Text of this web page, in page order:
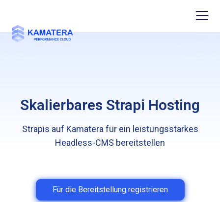
Skalierbares Strapi Hosting
Strapis auf Kamatera für ein leistungsstarkes
Headless-CMS bereitstellen
Für die Bereitstellung registrieren